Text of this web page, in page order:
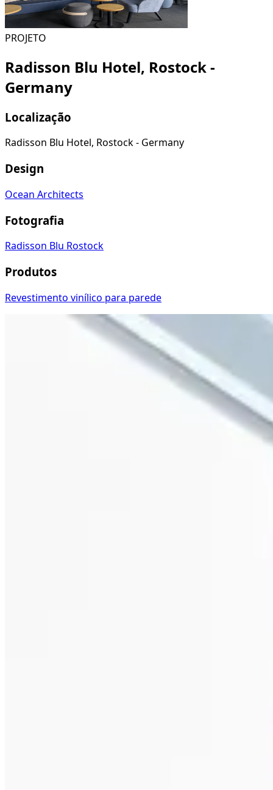
PROJETO
Radisson Blu Hotel, Rostock -
Germany
Localização
Radisson Blu Hotel, Rostock - Germany
Design
Ocean Architects
Fotografia
Radisson Blu Rostock
Produtos
Revestimento vinílico para parede